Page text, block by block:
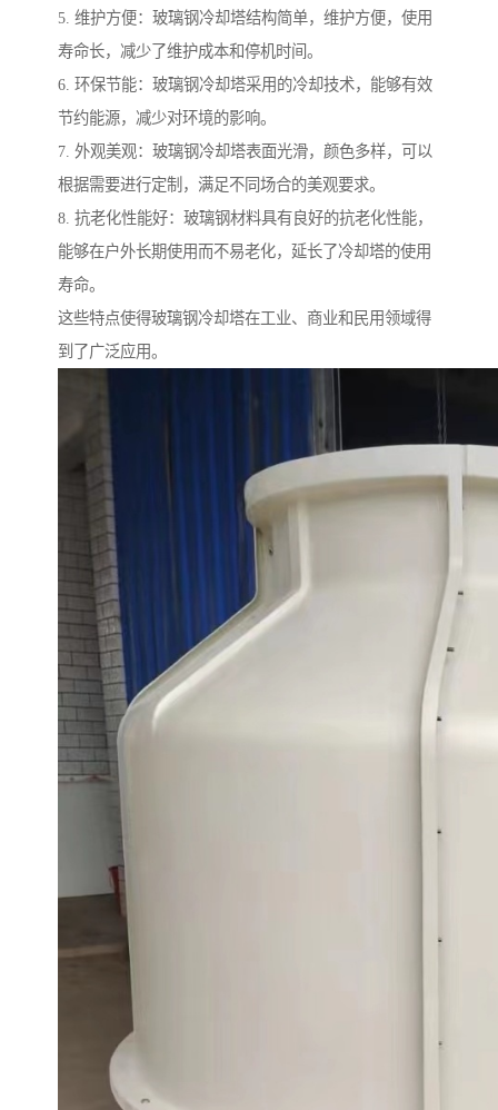
5. 维护方便：玻璃钢冷却塔结构简单，维护方便，使用
寿命长，减少了维护成本和停机时间。
6. 环保节能：玻璃钢冷却塔采用的冷却技术，能够有效
节约能源，减少对环境的影响。
7. 外观美观：玻璃钢冷却塔表面光滑，颜色多样，可以
根据需要进行定制，满足不同场合的美观要求。
8. 抗老化性能好：玻璃钢材料具有良好的抗老化性能，
能够在户外长期使用而不易老化，延长了冷却塔的使用
寿命。
这些特点使得玻璃钢冷却塔在工业、商业和民用领域得
到了广泛应用。